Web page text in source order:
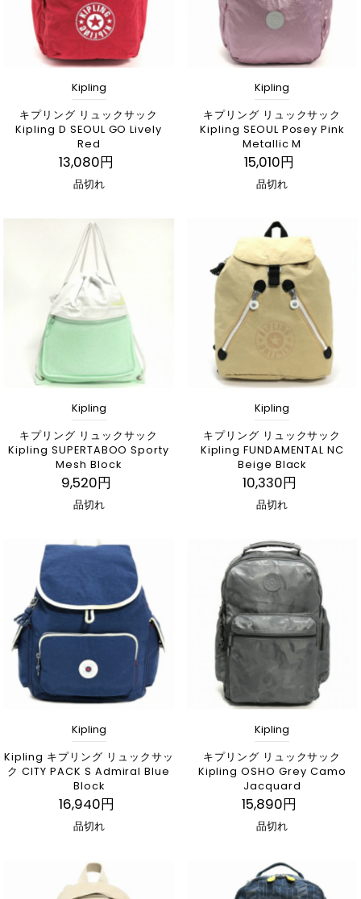
Kipling
キプリング リュックサック
Kipling D SEOUL GO Lively
Red
13,080円
品切れ
Kipling
キプリング リュックサック
Kipling SEOUL Posey Pink
Metallic M
15,010円
品切れ
Kipling
キプリング リュックサック
Kipling SUPERTABOO Sporty
Mesh Block
9,520円
品切れ
Kipling
キプリング リュックサック
Kipling FUNDAMENTAL NC
Beige Black
10,330円
品切れ
Kipling
Kipling キプリング リュックサッ
ク CITY PACK S Admiral Blue
Block
16,940円
品切れ
Kipling
キプリング リュックサック
Kipling OSHO Grey Camo
Jacquard
15,890円
品切れ